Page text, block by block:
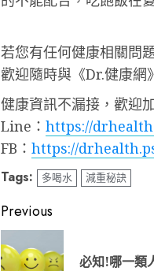
若您有任何健康相關問
歡迎隨時與《Dr.健康網
健康資訊不漏接，歡迎
Line： https://
FB： https://
Tags: 多喝水 減重秘訣
Continue
Reading
Previous
必知!哪一類